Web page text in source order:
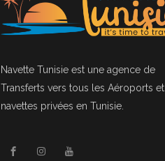
Navette Tunisie est une agence de
Transferts vers tous les Aéroports et
navettes privées en Tunisie.